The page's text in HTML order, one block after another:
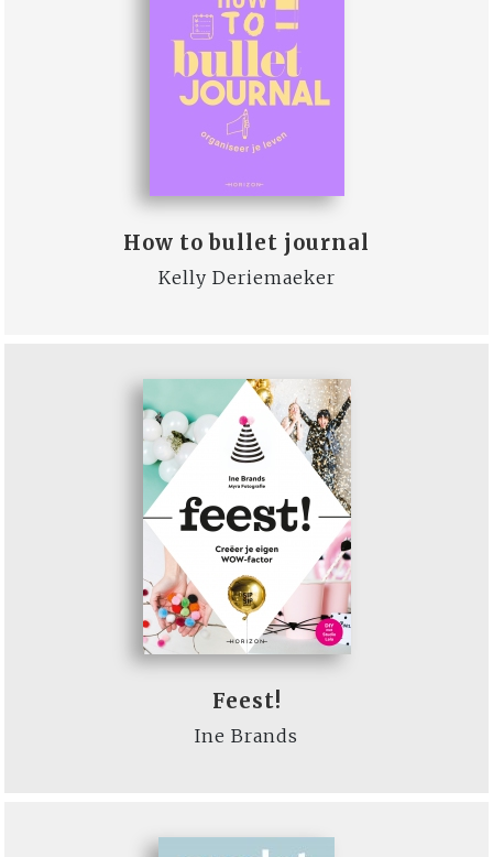
How to bullet journal
Kelly Deriemaeker
Feest!
Ine Brands